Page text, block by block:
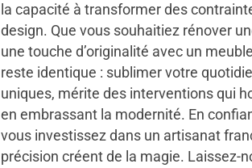
la capacité à transformer des
design. Que vous souhaitiez rénover
une touche d’originalité avec un
reste identique : sublimer votre
uniques, mérite des interventions qui
en embrassant la modernité. En
vous investissez dans un artisanat
précision créent de la magie. Laissez-